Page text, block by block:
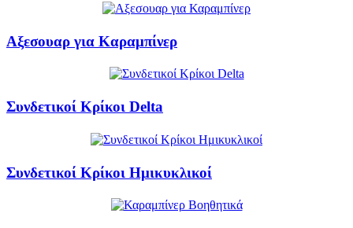
Αξεσουαρ για Καραμπίνερ
Συνδετικοί Κρίκοι Delta
Συνδετικοί Κρίκοι Ημικυκλικοί